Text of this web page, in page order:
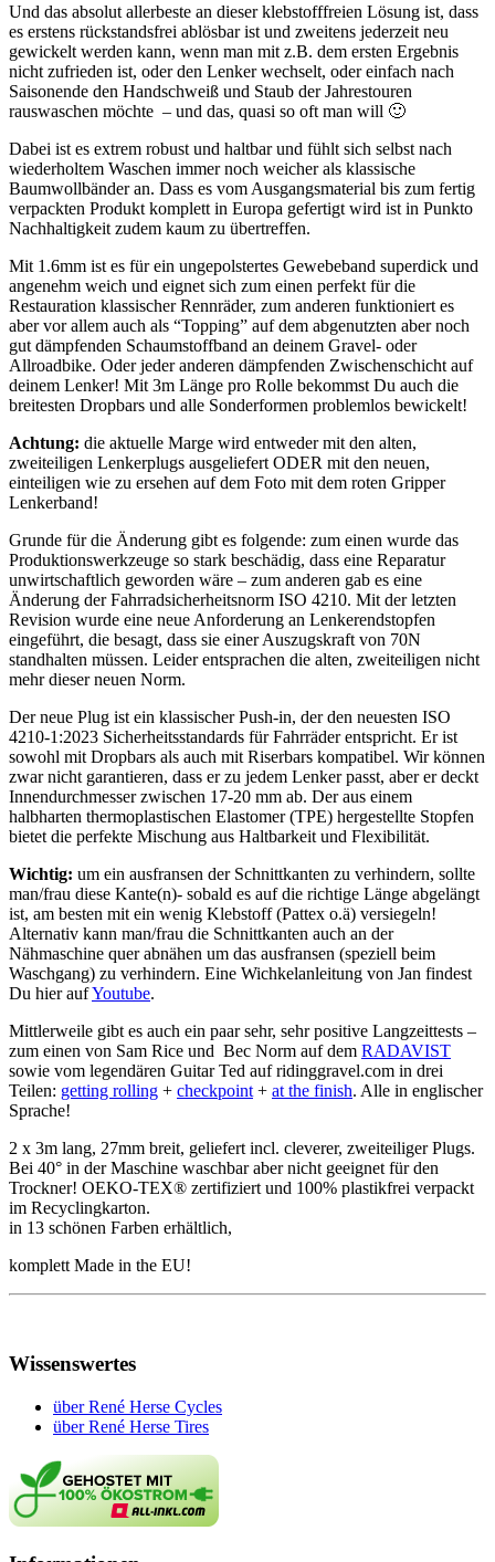
Und das absolut allerbeste an dieser klebstofffreien Lösung ist, dass
es erstens rückstandsfrei ablösbar ist und zweitens jederzeit neu
gewickelt werden kann, wenn man mit z.B. dem ersten Ergebnis
nicht zufrieden ist, oder den Lenker wechselt, oder einfach nach
Saisonende den Handschweiß und Staub der Jahrestouren
rauswaschen möchte – und das, quasi so oft man will 🙂
Dabei ist es extrem robust und haltbar und fühlt sich selbst nach
wiederholtem Waschen immer noch weicher als klassische
Baumwollbänder an. Dass es vom Ausgangsmaterial bis zum fertig
verpackten Produkt komplett in Europa gefertigt wird ist in Punkto
Nachhaltigkeit zudem kaum zu übertreffen.
Mit 1.6mm ist es für ein ungepolstertes Gewebeband superdick und
angenehm weich und eignet sich zum einen perfekt für die
Restauration klassischer Rennräder, zum anderen funktioniert es
aber vor allem auch als “Topping” auf dem abgenutzten aber noch
gut dämpfenden Schaumstoffband an deinem Gravel- oder
Allroadbike. Oder jeder anderen dämpfenden Zwischenschicht auf
deinem Lenker! Mit 3m Länge pro Rolle bekommst Du auch die
breitesten Dropbars und alle Sonderformen problemlos bewickelt!
Achtung: die aktuelle Marge wird entweder mit den alten,
zweiteiligen Lenkerplugs ausgeliefert ODER mit den neuen,
einteiligen wie zu ersehen auf dem Foto mit dem roten Gripper
Lenkerband!
Grunde für die Änderung gibt es folgende: zum einen wurde das
Produktionswerkzeuge so stark beschädig, dass eine Reparatur
unwirtschaftlich geworden wäre – zum anderen gab es eine
Änderung der Fahrradsicherheitsnorm ISO 4210. Mit der letzten
Revision wurde eine neue Anforderung an Lenkerendstopfen
eingeführt, die besagt, dass sie einer Auszugskraft von 70N
standhalten müssen. Leider entsprachen die alten, zweiteiligen nicht
mehr dieser neuen Norm.
Der neue Plug ist ein klassischer Push-in, der den neuesten ISO
4210-1:2023 Sicherheitsstandards für Fahrräder entspricht. Er ist
sowohl mit Dropbars als auch mit Riserbars kompatibel. Wir können
zwar nicht garantieren, dass er zu jedem Lenker passt, aber er deckt
Innendurchmesser zwischen 17-20 mm ab. Der aus einem
halbharten thermoplastischen Elastomer (TPE) hergestellte Stopfen
bietet die perfekte Mischung aus Haltbarkeit und Flexibilität.
Wichtig: um ein ausfransen der Schnittkanten zu verhindern, sollte
man/frau diese Kante(n)- sobald es auf die richtige Länge abgelängt
ist, am besten mit ein wenig Klebstoff (Pattex o.ä) versiegeln!
Alternativ kann man/frau die Schnittkanten auch an der
Nähmaschine quer abnähen um das ausfransen (speziell beim
Waschgang) zu verhindern. Eine Wichkelanleitung von Jan findest
Du hier aufYoutube.
Mittlerweile gibt es auch ein paar sehr, sehr positive Langzeittests –
zum einen von Sam Rice und Bec Norm auf dem RADAVIST
sowie vom legendären Guitar Ted auf ridinggravel.com in drei
Teilen: getting rolling + checkpoint + at the finish. Alle in englischer
Sprache!
2 x 3m lang, 27mm breit, geliefert incl. cleverer, zweiteiliger Plugs.
Bei 40° in der Maschine waschbar aber nicht geeignet für den
Trockner! OEKO-TEX® zertifiziert und 100% plastikfrei verpackt
im Recyclingkarton.
in 13 schönen Farben erhältlich,
komplett Made in the EU!
Wissenswertes
über René Herse Cycles
über René Herse Tires